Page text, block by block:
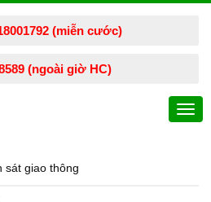
(miễn cước)
(ngoài giờ HC)
sát giao thông